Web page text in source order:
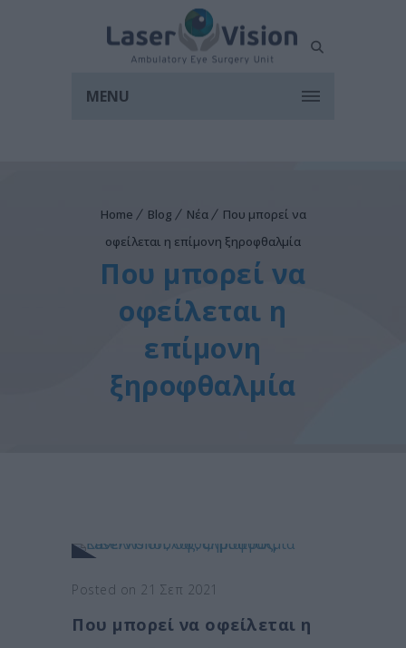
MENU
Home Blog Νέα
Που μπορεί να
οφείλεται η επίμονη ξηροφθαλμία
Που μπορεί να
οφείλεται η
επίμονη
ξηροφθαλμία
Posted on 21 Σεπ 2021
Που μπορεί να οφείλεται η